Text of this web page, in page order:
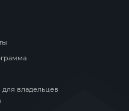
владельцев